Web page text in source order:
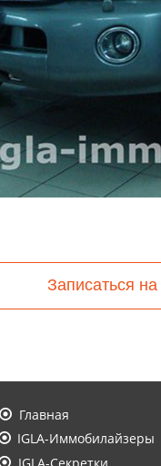
Записаться на
 Главная
IGLA-Иммобилайзеры